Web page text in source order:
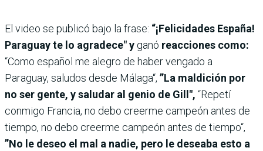
El video se publicó bajo la frase: “¡Felicidades España!
Paraguay te lo agradece" y ganó reacciones como:
“Como español me alegro de haber vengado a
Paraguay, saludos desde Málaga“, ”La maldición por
no ser gente, y saludar al genio de Gill", “Repetí
conmigo Francia, no debo creerme campeón antes de
tiempo, no debo creerme campeón antes de tiempo“,
”No le deseo el mal a nadie, pero le deseaba esto a